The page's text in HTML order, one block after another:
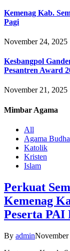
Kemenag Kab.
Pagi
November 24, 2025
Kesbangpol
Pesantren Award
November 21, 2025
Mimbar Agama
All
Agama Budha
Katolik
Kristen
Islam
Perkuat
Kemenag
Peserta PAI
By admin